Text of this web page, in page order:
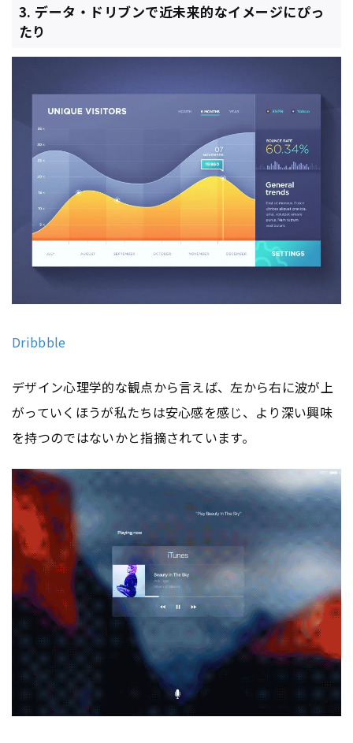
3. データ・ドリブンで近未来的なイメージにぴっ
たり
Dribbble
デザイン心理学的な観点から言えば、左から右に波が上
がっていくほうが私たちは安心感を感じ、より深い興味
を持つのではないかと指摘されています。